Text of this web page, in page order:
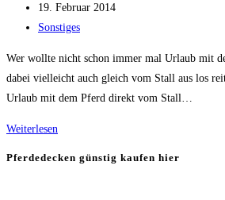
Autor:
Beitrag
veröffentlicht:
19. Februar 2014
Beitrags-
Sonstiges
Wer wollte nicht schon immer mal Urlaub mit
dabei vielleicht auch gleich vom Stall aus los
Urlaub mit dem Pferd direkt vom Stall…
Weiterlesen
Pferdedecken günstig kaufen hier